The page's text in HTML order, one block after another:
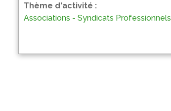
Thème d'activité :
Associations - Syndicats Professionnels